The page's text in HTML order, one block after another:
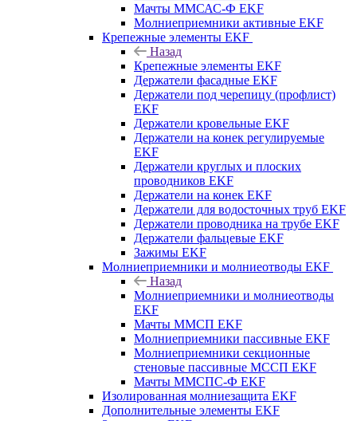
Мачты ММСАС-Ф EKF
Молниеприемники активные EKF
Крепежные элементы EKF
Назад
Крепежные элементы EKF
Держатели фасадные EKF
Держатели под черепицу (профлист)
EKF
Держатели кровельные EKF
Держатели на конек регулируемые
EKF
Держатели круглых и плоских
проводников EKF
Держатели на конек EKF
Держатели для водосточных труб EKF
Держатели проводника на трубе EKF
Держатели фальцевые EKF
Зажимы EKF
Молниеприемники и молниеотводы EKF
Назад
Молниеприемники и молниеотводы
EKF
Мачты ММСП EKF
Молниеприемники пассивные EKF
Молниеприемники секционные
стеновые пассивные МССП EKF
Мачты ММСПС-Ф EKF
Изолированная молниезащита EKF
Дополнительные элементы EKF